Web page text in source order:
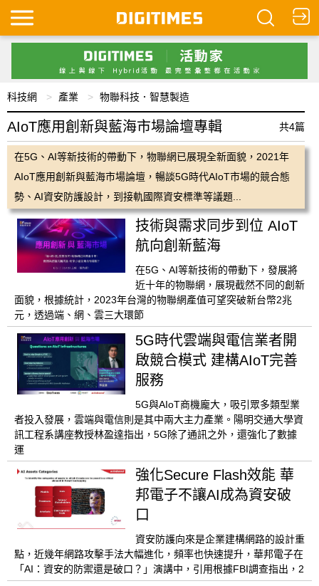
科技網 產業 物聯科技．智慧製造
AIoT應用創新與藍海市場論壇專輯 共4篇
在5G、AI等新技術的帶動下，物聯網已展現全新面貌，2021年
AIoT應用創新與藍海市場論壇，暢談5G時代AIoT市場的競合態
勢、AI資安防護設計，到接軌國際資安標準等議題...
技術與需求同步到位 AIoT
航向創新藍海
在5G、AI等新技術的帶動下，發展將
近十年的物聯網，展現截然不同的創新
面貌，根據統計，2023年台灣的物聯網產值可望突破新台幣2兆
元，透過端、網、雲三大環節
5G時代雲端與電信業者開
啟競合模式 建構AIoT完善
服務
5G與AIoT商機龐大，吸引眾多類型業
者投入發展，雲端與電信則是其中兩大主力產業。陽明交通大學資
訊工程系講座教授林盈達指出，5G除了通訊之外，還強化了數據
運
強化Secure Flash效能 華
邦電子不讓AI成為資安破
口
資安防護向來是企業建構網路的設計重
點，近幾年網路攻擊手法大幅進化，頻率也快速提升，華邦電子在
「AI：資安的防禦還是破口？」演講中，引用根據FBI調查指出，2